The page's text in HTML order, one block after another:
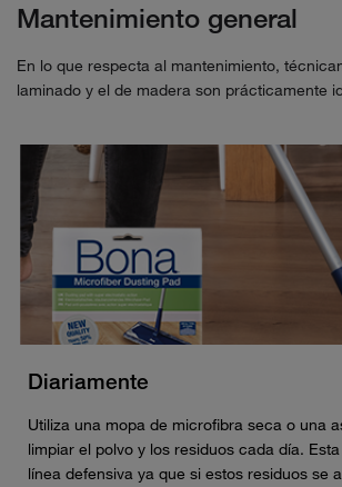
Mantenimiento general
En lo que respecta al mantenimiento,
laminado y el de madera son prácticamente
Diariamente
Utiliza una mopa de microfibra seca o una
limpiar el polvo y los residuos cada día.
línea defensiva ya que si estos residuos se